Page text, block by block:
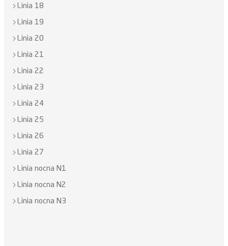
Linia 18
Linia 19
Linia 20
Linia 21
Linia 22
Linia 23
Linia 24
Linia 25
Linia 26
Linia 27
Linia nocna N1
Linia nocna N2
Linia nocna N3